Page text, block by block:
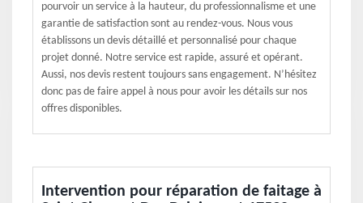
pourvoir un service à la hauteur, du professionnalisme et une
garantie de satisfaction sont au rendez-vous. Nous vous
établissons un devis détaillé et personnalisé pour chaque
projet donné. Notre service est rapide, assuré et opérant.
Aussi, nos devis restent toujours sans engagement. N’hésitez
donc pas de faire appel à nous pour avoir les détails sur nos
offres disponibles.
Intervention pour réparation de faitage à